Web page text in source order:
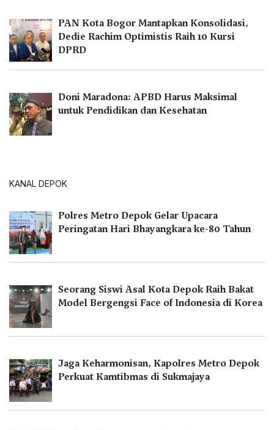
PAN Kota Bogor Mantapkan Konsolidasi,
Dedie Rachim Optimistis Raih 10 Kursi
DPRD
Doni Maradona: APBD Harus Maksimal
untuk Pendidikan dan Kesehatan
KANAL DEPOK
Polres Metro Depok Gelar Upacara
Peringatan Hari Bhayangkara ke-80 Tahun
Seorang Siswi Asal Kota Depok Raih Bakat
Model Bergengsi Face of Indonesia di Korea
Jaga Keharmonisan, Kapolres Metro Depok
Perkuat Kamtibmas di Sukmajaya